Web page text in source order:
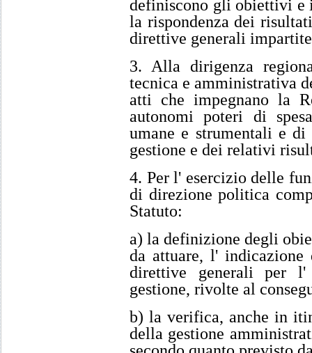
definiscono gli obiettivi e
la rispondenza dei
direttive generali
3. Alla dirigenza
tecnica e amministrativa
atti che impegnano la
autonomi poteri di
umane e strumentali e
gestione e dei relativi
4. Per l' esercizio delle
di direzione politica
Statuto:
a) la definizione degli
da attuare, l'
direttive generali per
gestione, rivolte al
b) la verifica, anche in
della gestione